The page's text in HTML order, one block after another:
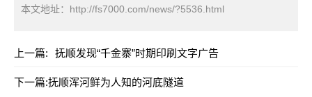
本文地址： http://fs7000.com/news/?5536.html
上一篇: 抚顺发现“千金寨”时期印刷文字广告
下一篇:抚顺浑河鲜为人知的河底隧道